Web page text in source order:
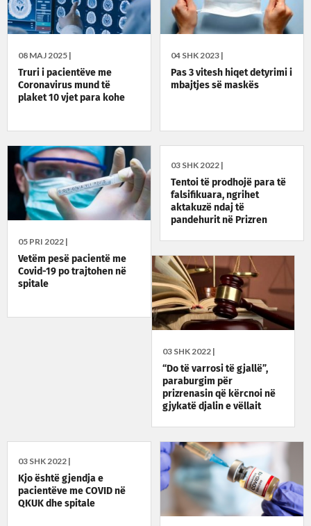
08 MAJ 2025 |
Truri i pacientëve me
Coronavirus mund të
plaket 10 vjet para kohe
04 SHK 2023 |
Pas 3 vitesh hiqet detyrimi i
mbajtjes së maskës
05 PRI 2022 |
Vetëm pesë pacientë me
Covid-19 po trajtohen në
spitale
03 SHK 2022 |
Tentoi të prodhojë para të
falsifikuara, ngrihet
aktakuzë ndaj të
pandehurit në Prizren
03 SHK 2022 |
“Do të varrosi të gjallë”,
paraburgim për
prizrenasin që kërcnoi në
gjykatë djalin e vëllait
03 SHK 2022 |
Kjo është gjendja e
pacientëve me COVID në
QKUK dhe spitale